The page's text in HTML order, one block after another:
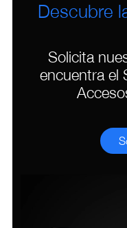
Descubre
Solicita
encuentra el